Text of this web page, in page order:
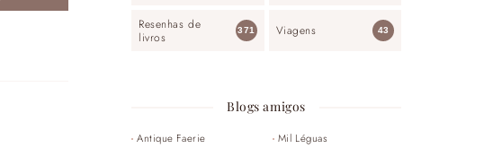
Resenhas de
livros
371 Viagens 43
Blogs amigos
Antique Faerie
Mil Léguas